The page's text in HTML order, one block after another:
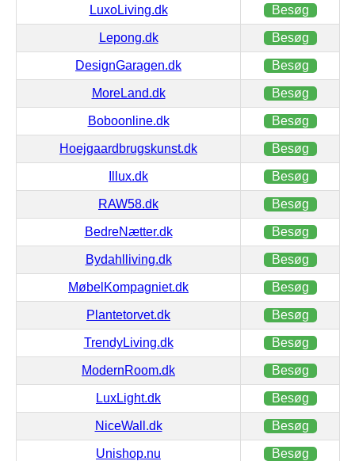
LuxoLiving.dk Besøg
Lepong.dk Besøg
DesignGaragen.dk Besøg
MoreLand.dk Besøg
Boboonline.dk Besøg
Hoejgaardbrugskunst.dk Besøg
Illux.dk Besøg
RAW58.dk Besøg
BedreNætter.dk Besøg
Bydahlliving.dk Besøg
MøbelKompagniet.dk Besøg
Plantetorvet.dk Besøg
TrendyLiving.dk Besøg
ModernRoom.dk Besøg
LuxLight.dk Besøg
NiceWall.dk Besøg
Unishop.nu Besøg